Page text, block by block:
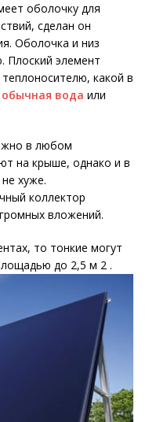
оболочку для
сделан он
Оболочка и низ
Плоский элемент
какой в
обычная вода или
в любом
на крыше, однако и в
хуже.
коллектор
вложений.
то тонкие могут
до 2,5 м 2 .